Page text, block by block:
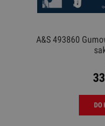
A&S 493860
DO